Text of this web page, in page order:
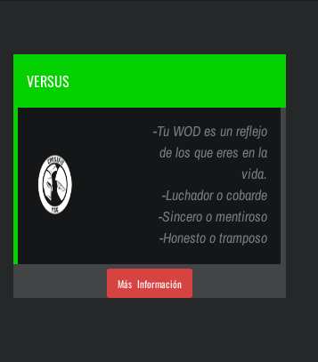
VERSUS
-Tu WOD es un reflejo
de los que eres en la
vida.
-Luchador o cobarde
-Sincero o mentiroso
-Honesto o tramposo
Más Información